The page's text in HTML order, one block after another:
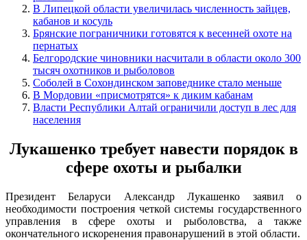
В Липецкой области увеличилась численность зайцев,
кабанов и косуль
Брянские пограничники готовятся к весенней охоте на
пернатых
Белгородские чиновники насчитали в области около 300
тысяч охотников и рыболовов
Соболей в Сохондинском заповеднике стало меньше
В Мордовии «присмотрятся» к диким кабанам
Власти Республики Алтай ограничили доступ в лес для
населения
Лукашенко требует навести порядок в
сфере охоты и рыбалки
Президент Беларуси Александр Лукашенко заявил о
необходимости построения четкой системы государственного
управления в сфере охоты и рыболовства, а также
окончательного искоренения правонарушений в этой области.